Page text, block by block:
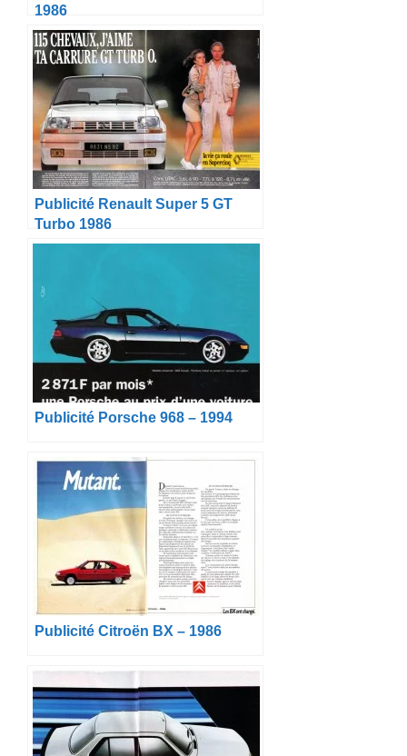
1986
Publicité Renault Super 5 GT
Turbo 1986
Publicité Porsche 968 – 1994
Publicité Citroën BX – 1986